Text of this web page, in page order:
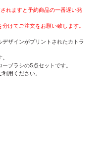
れますと予約商品の一番遅い発
けてご注文をお願い致します。
ザインがプリントされたカトラ
ブラシの5点セットです。
用ください。